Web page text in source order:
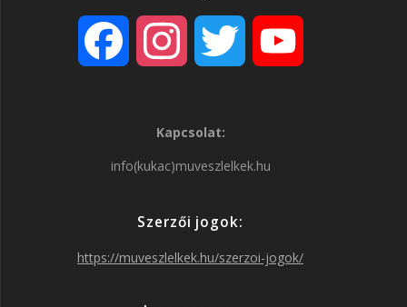
s
Kapcsolat:
info(kukac)muveszlelkek.hu
Szerzői jogok:
https://muveszlelkek.hu/szerzoi-jogok/